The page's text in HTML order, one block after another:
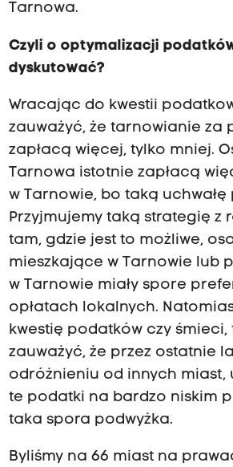
Tarnowa.
Czyli o optymalizacji
dyskutować?
Wracając do kwestii
zauważyć, że tarnowianie za
zapłacą więcej, tylko mniej.
Tarnowa istotnie zapłacą
w Tarnowie, bo taką uchwałę
Przyjmujemy taką strategię z
tam, gdzie jest to możliwe,
mieszkające w Tarnowie lub
w Tarnowie miały spore
opłatach lokalnych.
kwestię podatków czy
zauważyć, że przez ostatnie
odróżnieniu od innych miast,
te podatki na bardzo niskim
taka spora podwyżka.
Byliśmy na 66 miast na